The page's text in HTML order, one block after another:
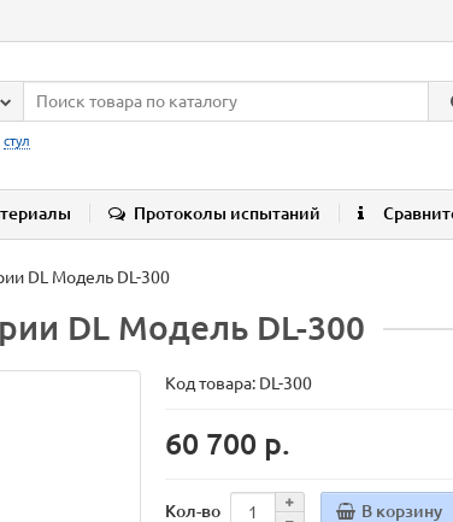
стул
Протоколы испытаний
DL Модель DL-300
DL Модель DL-300
Код товара: DL-300
60 700 р.
Кол-во В корзину